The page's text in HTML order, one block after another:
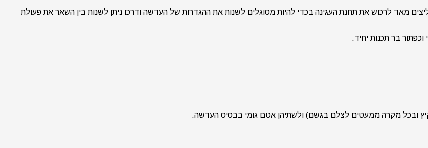
מאד לרכוש את תחנת העגינה בכדי להיות מסוגלים לשנות את ההגדרות של העדשה ודרכו ניתן לשנות בין השאר את פעולת
בר תכנות יחיד.
ובכל מקרה ממעטים לצלם בגשם) ולשתיהן אטם גומי בבסיס העדשה.